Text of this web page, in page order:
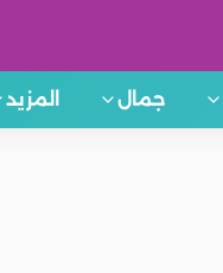
جمال المزيد